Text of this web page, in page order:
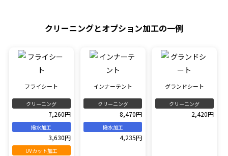
クリーニングとオプション加工の一例
フライシート
クリーニング
7,260円
撥水加工
3,630円
UVカット加工
インナーテント
クリーニング
8,470円
撥水加工
4,235円
グランドシート
クリーニング
2,420円